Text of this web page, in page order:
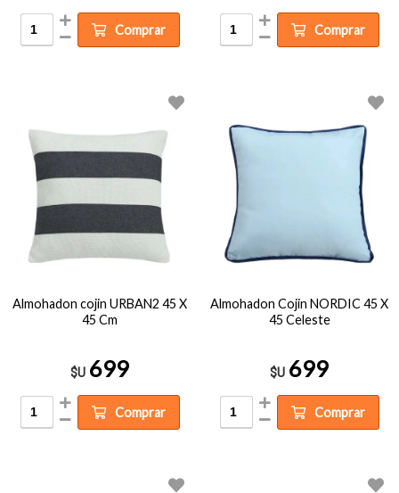
Comprar Comprar
Almohadon cojin URBAN2 45 X
45 Cm
$U 699
Comprar
Almohadon Cojin NORDIC 45 X
45 Celeste
$U 699
Comprar